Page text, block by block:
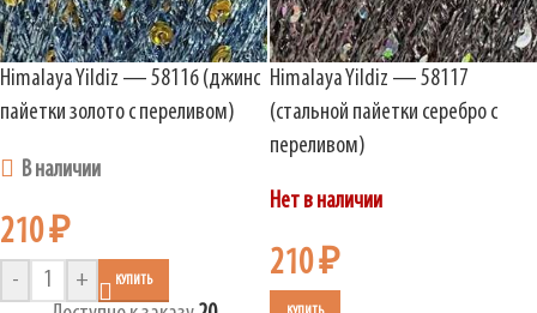
Himalaya Yildiz — 58116 (джинс
пайетки золото с переливом)
В наличии
210₽
- + КУПИТЬ
Himalaya Yildiz — 58117
(стальной пайетки серебро с
переливом)
Нет в наличии
210₽